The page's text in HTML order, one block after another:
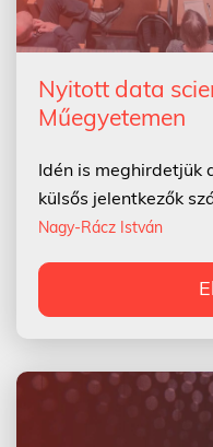
Nyitott data
Műegyetemen
Idén is
külsős jelentkezők
Nagy-Rácz István